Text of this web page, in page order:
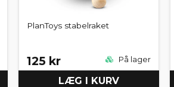
PlanToys stabelraket
125 kr På lager
LÆG I KURV